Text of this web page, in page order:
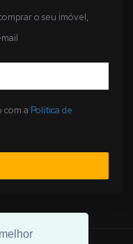
o seu imóvel,
com a Política de